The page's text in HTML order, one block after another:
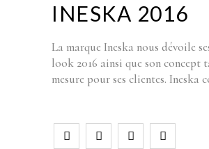
INESKA 2016
La marque Ineska nous dévoile
look 2016 ainsi que son concept
mesure pour ses clientes. Ineska